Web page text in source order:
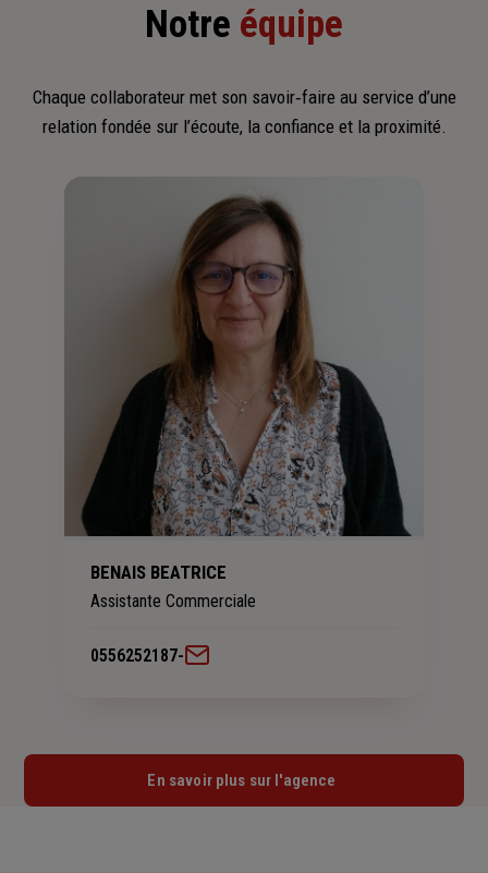
Notre équipe
Chaque collaborateur met son savoir‑faire au service d’une
relation fondée sur l’écoute, la confiance et la proximité.
BENAIS BEATRICE
Assistante Commerciale
0556252187-
En savoir plus sur l'agence